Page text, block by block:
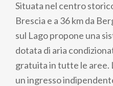
Situata nel centro
Brescia e a 36 km da
sul Lago propone una
dotata di aria
gratuita in tutte le aree.
un ingresso